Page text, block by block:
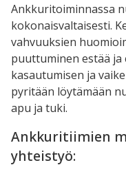
Ankkuritoiminnassa
kokonaisvaltaisesti.
vahvuuksien
puuttuminen estää ja
kasautumisen ja
pyritään löytämään
apu ja tuki.
Ankkuritiimien
yhteistyö: